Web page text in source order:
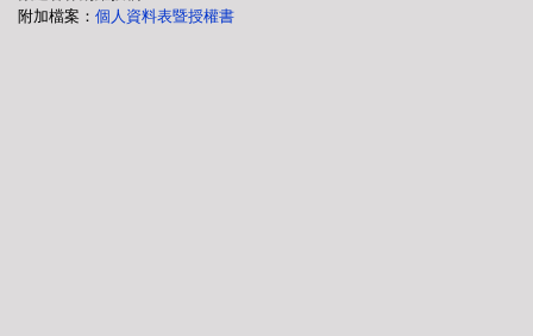
附加檔案： 個人資料表暨授權書